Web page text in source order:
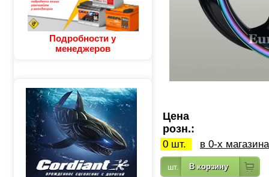
Подробности у
менеджеров
Цена
розн.:
0 шт. в 0-х